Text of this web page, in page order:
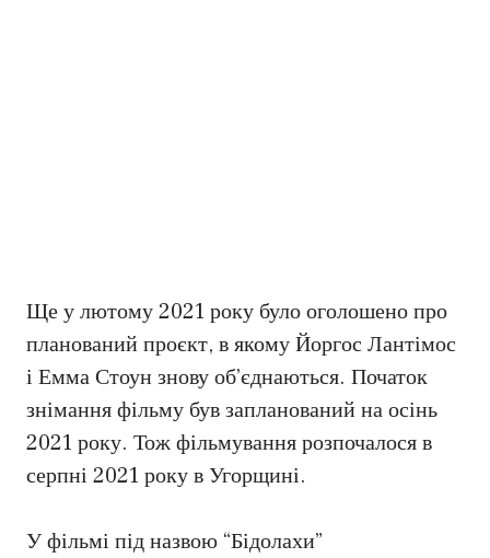
Ще у лютому 2021 року було оголошено про
планований проєкт, в якому Йоргос Лантімос
і Емма Стоун знову об’єднаються. Початок
знімання фільму був запланований на осінь
2021 року. Тож фільмування розпочалося в
серпні 2021 року в Угорщині.
У фільмі під назвою “Бідолахи”